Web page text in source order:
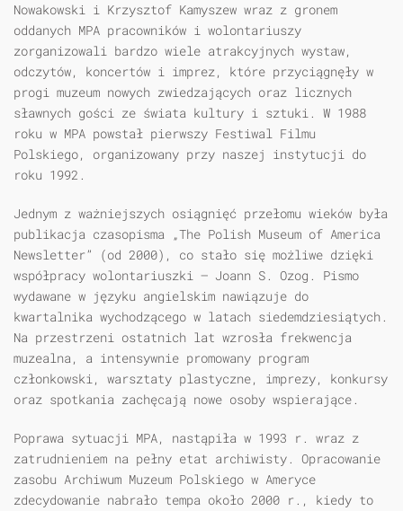
Nowakowski i Krzysztof Kamyszew wraz z gronem
oddanych MPA pracowników i wolontariuszy
zorganizowali bardzo wiele atrakcyjnych wystaw,
odczytów, koncertów i imprez, które przyciągnęły w
progi muzeum nowych zwiedzających oraz licznych
sławnych gości ze świata kultury i sztuki. W 1988
roku w MPA powstał pierwszy Festiwal Filmu
Polskiego, organizowany przy naszej instytucji do
roku 1992.
Jednym z ważniejszych osiągnięć przełomu wieków była
publikacja czasopisma „The Polish Museum of America
Newsletter” (od 2000), co stało się możliwe dzięki
współpracy wolontariuszki — Joann S. Ozog. Pismo
wydawane w języku angielskim nawiązuje do
kwartalnika wychodzącego w latach siedemdziesiątych.
Na przestrzeni ostatnich lat wzrosła frekwencja
muzealna, a intensywnie promowany program
członkowski, warsztaty plastyczne, imprezy, konkursy
oraz spotkania zachęcają nowe osoby wspierające.
Poprawa sytuacji MPA, nastąpiła w 1993 r. wraz z
zatrudnieniem na pełny etat archiwisty. Opracowanie
zasobu Archiwum Muzeum Polskiego w Ameryce
zdecydowanie nabrało tempa około 2000 r., kiedy to